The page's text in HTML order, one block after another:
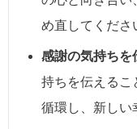
め直してくださ
感謝の気持ちを
持ちを伝えるこ
循環し、新しい